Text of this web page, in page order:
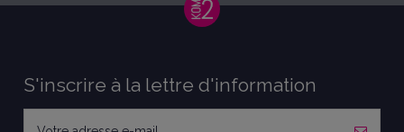
S'inscrire à la lettre d'information